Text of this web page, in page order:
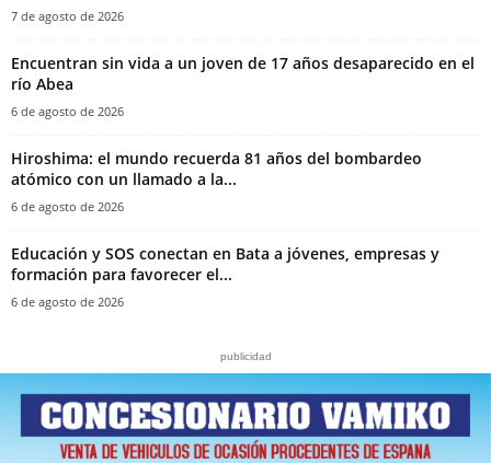
7 de agosto de 2026
Encuentran sin vida a un joven de 17 años desaparecido en el
río Abea
6 de agosto de 2026
Hiroshima: el mundo recuerda 81 años del bombardeo
atómico con un llamado a la...
6 de agosto de 2026
Educación y SOS conectan en Bata a jóvenes, empresas y
formación para favorecer el...
6 de agosto de 2026
publicidad